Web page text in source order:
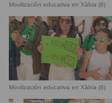
Movilización educativa en Xàbia (6)
Movilización educativa en Xàbia (8)